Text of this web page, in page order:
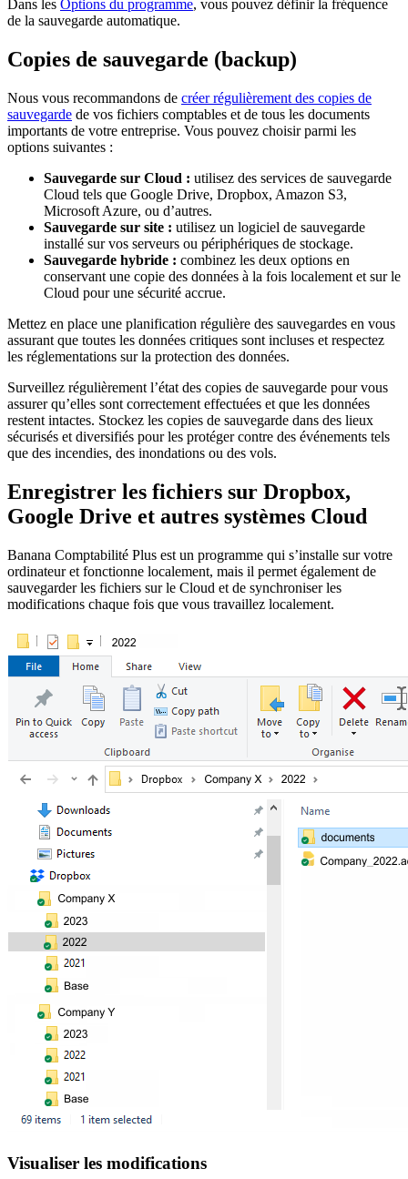
Dans les Options du programme, vous pouvez définir la fréquence
de la sauvegarde automatique.
Copies de sauvegarde (backup)
Nous vous recommandons de créer régulièrement des copies de
sauvegarde de vos fichiers comptables et de tous les documents
importants de votre entreprise. Vous pouvez choisir parmi les
options suivantes :
Sauvegarde sur Cloud : utilisez des services de sauvegarde
Cloud tels que Google Drive, Dropbox, Amazon S3,
Microsoft Azure, ou d’autres.
Sauvegarde sur site : utilisez un logiciel de sauvegarde
installé sur vos serveurs ou périphériques de stockage.
Sauvegarde hybride : combinez les deux options en
conservant une copie des données à la fois localement et sur le
Cloud pour une sécurité accrue.
Mettez en place une planification régulière des sauvegardes en vous
assurant que toutes les données critiques sont incluses et respectez
les réglementations sur la protection des données.
Surveillez régulièrement l’état des copies de sauvegarde pour vous
assurer qu’elles sont correctement effectuées et que les données
restent intactes. Stockez les copies de sauvegarde dans des lieux
sécurisés et diversifiés pour les protéger contre des événements tels
que des incendies, des inondations ou des vols.
Enregistrer les fichiers sur Dropbox,
Google Drive et autres systèmes Cloud
Banana Comptabilité Plus est un programme qui s’installe sur votre
ordinateur et fonctionne localement, mais il permet également de
sauvegarder les fichiers sur le Cloud et de synchroniser les
modifications chaque fois que vous travaillez localement.
Visualiser les modifications